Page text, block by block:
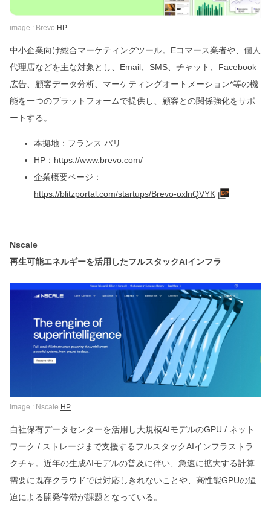
image : Brevo HP
中小企業向け総合マーケティングツール。Eコマース業者や、個人
代理店などを主な対象とし、Email、SMS、チャット、Facebook
広告、顧客データ分析、マーケティングオートメーション*等の機
能を一つのプラットフォームで提供し、顧客との関係強化をサポ
ートする。
本拠地：フランス パリ
HP： https://www.brevo.com/
企業概要ページ：
https://blitzportal.com/startups/Brevo-oxlnQVYK
Nscale
再生可能エネルギーを活用したフルスタックAIインフラ
image : Nscale HP
自社保有データセンターを活用し大規模AIモデルのGPU / ネット
ワーク / ストレージまで支援するフルスタックAIインフラストラ
クチャ。近年の生成AIモデルの普及に伴い、急速に拡大する計算
需要に既存クラウドでは対応しきれないことや、高性能GPUの逼
迫による開発停滞が課題となっている。